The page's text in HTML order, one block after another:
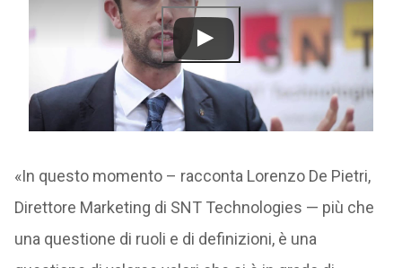
«In questo momento – racconta Lorenzo De Pietri,
Direttore Marketing di SNT Technologies — più che
una questione di ruoli e di definizioni, è una